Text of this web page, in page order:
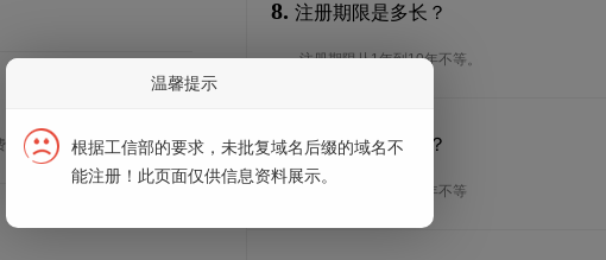
生效。
8. 注册期限是多长？
注册期限从1年到10年不等。
9. 续期期限是多长？
续期期限从1年到10年不等
温馨提示
根据工信部的要求，未批复域名后缀的域名不
能注册！此页面仅供信息资料展示。